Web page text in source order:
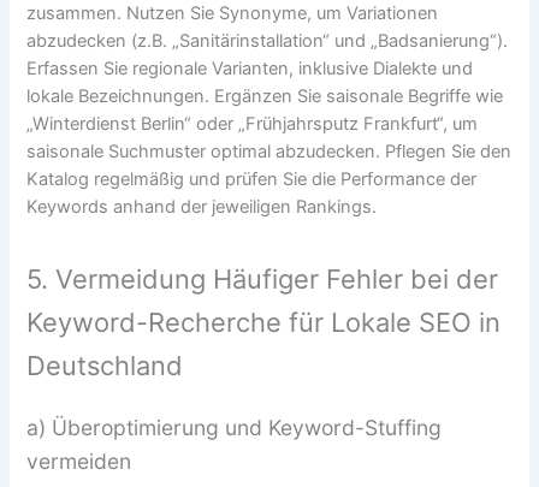
zusammen. Nutzen Sie Synonyme, um Variationen
abzudecken (z.B. „Sanitärinstallation“ und „Badsanierung“).
Erfassen Sie regionale Varianten, inklusive Dialekte und
lokale Bezeichnungen. Ergänzen Sie saisonale Begriffe wie
„Winterdienst Berlin“ oder „Frühjahrsputz Frankfurt“, um
saisonale Suchmuster optimal abzudecken. Pflegen Sie den
Katalog regelmäßig und prüfen Sie die Performance der
Keywords anhand der jeweiligen Rankings.
5. Vermeidung Häufiger Fehler bei der
Keyword-Recherche für Lokale SEO in
Deutschland
a) Überoptimierung und Keyword-Stuffing
vermeiden